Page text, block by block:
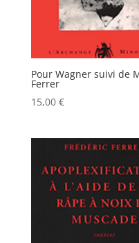
Pour Wagner suivi de
Ferrer
15,00 €